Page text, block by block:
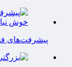
پیشرفت‌های